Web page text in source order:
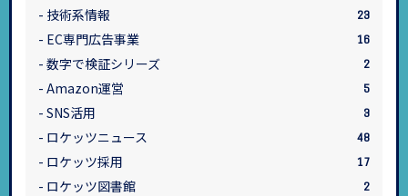
技術系情報 23
EC専門広告事業 16
数字で検証シリーズ 2
Amazon運営 5
SNS活用 3
ロケッツニュース 48
ロケッツ採用 17
ロケッツ図書館 2